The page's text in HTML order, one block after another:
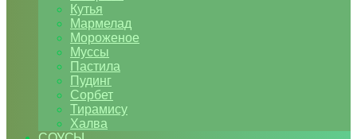
Кутья
Мармелад
Мороженое
Муссы
Пастила
Пудинг
Сорбет
Тирамису
Халва